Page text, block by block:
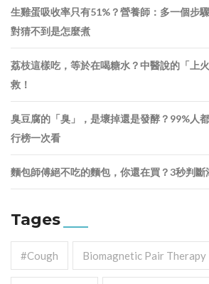
生雞蛋吸收率只有51%？營養師：多一個步
對猜不到是怎麼煮
荔枝這樣吃，等於在喝糖水？中醫說的「上
救！
臭豆腐的「臭」，是壞掉還是發酵？99%人
行榜一次看
麵包師傅絕不吃的麵包，你還在買？3秒判斷
Tages
#cough Biomagnetic Pair Therapy